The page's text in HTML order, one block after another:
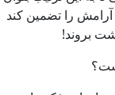
را تضمین کند
بروند!